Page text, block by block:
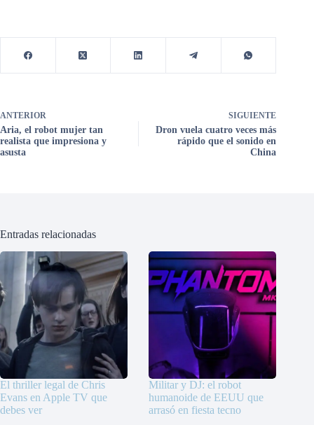
ANTERIOR
Aria, el robot mujer tan
realista que impresiona y
asusta
SIGUIENTE
Dron vuela cuatro veces más
rápido que el sonido en
China
Entradas relacionadas
El thriller legal de Chris
Evans en Apple TV que
debes ver
Militar y DJ: el robot
humanoide de EEUU que
arrasó en fiesta tecno